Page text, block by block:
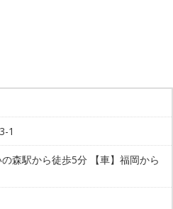
1
森駅から徒歩5分 【車】福岡から